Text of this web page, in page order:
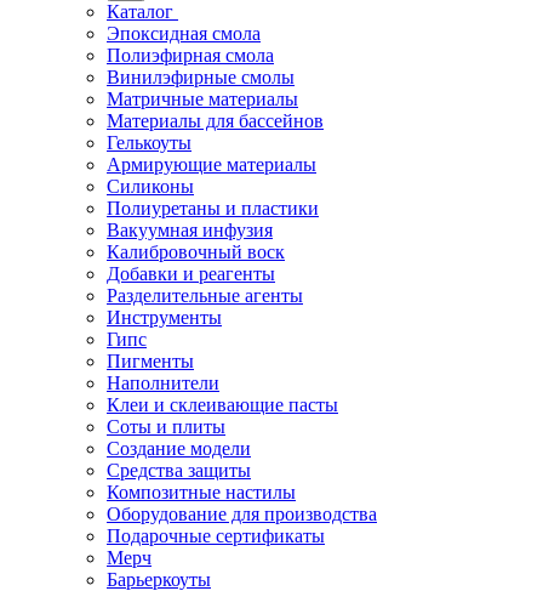
Каталог
Эпоксидная смола
Полиэфирная смола
Винилэфирные смолы
Матричные материалы
Материалы для бассейнов
Гелькоуты
Армирующие материалы
Силиконы
Полиуретаны и пластики
Вакуумная инфузия
Калибровочный воск
Добавки и реагенты
Разделительные агенты
Инструменты
Гипс
Пигменты
Наполнители
Клеи и склеивающие пасты
Соты и плиты
Создание модели
Средства защиты
Композитные настилы
Оборудование для производства
Подарочные сертификаты
Мерч
Барьеркоуты